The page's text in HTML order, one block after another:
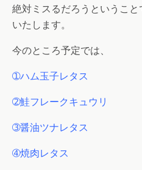
絶対ミスるだろうというこ
いたします。
今のところ予定では、
➀ハム玉子レタス
➁鮭フレークキュウリ
➂醤油ツナレタス
➃焼肉レタス